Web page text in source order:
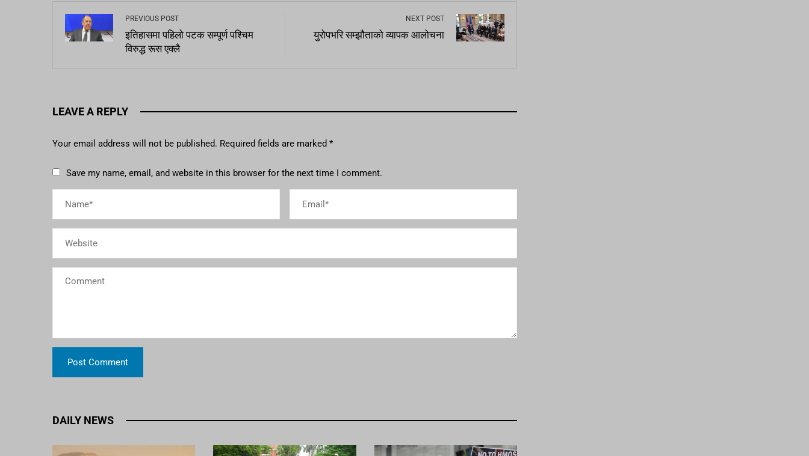
PREVIOUS POST
इतिहासमा पहिलो पटक सम्पूर्ण पश्चिम
विरुद्ध रूस एक्लै
NEXT POST
युरोपभरि सम्झौताको व्यापक आलोचना
LEAVE A REPLY
Your email address will not be published. Required fields are marked *
Save my name, email, and website in this browser for the next time I comment.
DAILY NEWS